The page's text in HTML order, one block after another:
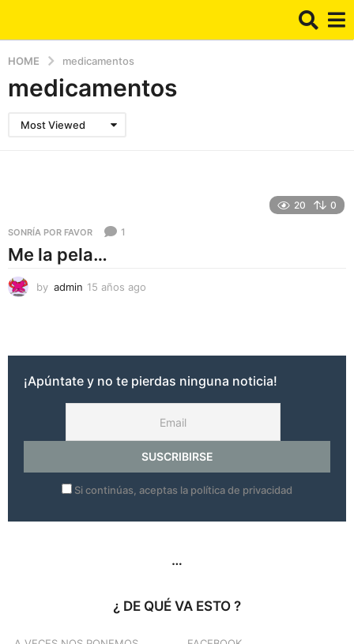
HOME medicamentos
medicamentos
Most Viewed
20 0
SONRÍA POR FAVOR 1
Me la pela…
by admin 15 años ago
a
o
¡Apúntate y no te pierdas ninguna noticia!
Si continúas, aceptas la política de privacidad
…
¿ DE QUÉ VA ESTO ?